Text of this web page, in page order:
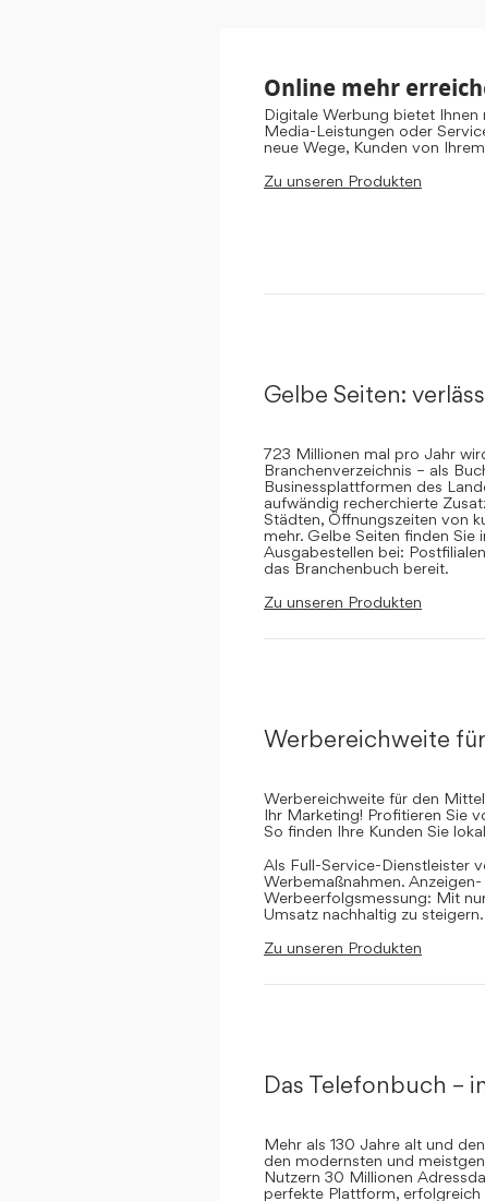
Online mehr
Digitale Werbung bietet
Media-Leistungen oder
neue Wege, Kunden von
Zu unseren Produkten
Gelbe Seiten:
723 Millionen mal pro Jahr
Branchenverzeichnis – als
Businessplattformen des
aufwändig recherchierte
Städten, Öffnungszeiten von
mehr. Gelbe Seiten finden
Ausgabestellen bei:
das Branchenbuch bereit.
Zu unseren Produkten
Werbereichweite
Werbereichweite für den
Ihr Marketing! Profitieren Sie
So finden Ihre Kunden Sie
Als Full-Service-Dienstleister
Werbemaßnahmen.
Werbeerfolgsmessung: Mit
Umsatz nachhaltig zu steigern.
Zu unseren Produkten
Das Telefonbuch –
Mehr als 130 Jahre alt und
den modernsten und
Nutzern 30 Millionen
perfekte Plattform,